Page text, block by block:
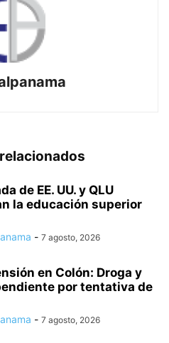
de EE. UU. y QLU
la educación superior
- 7 agosto, 2026
en Colón: Droga y
por tentativa de
- 7 agosto, 2026